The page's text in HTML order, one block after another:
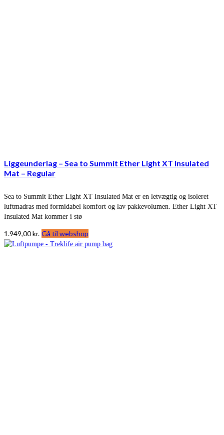
Liggeunderlag – Sea to Summit Ether Light XT Insulated
Mat – Regular
Sea to Summit Ether Light XT Insulated Mat er en letvægtig og isoleret
luftmadras med formidabel komfort og lav pakkevolumen. Ether Light XT
Insulated Mat kommer i stø
1.949,00kr. Gå til webshop